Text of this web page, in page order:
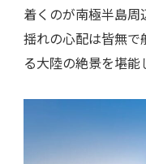
着くのが南極半島周
揺れの心配は皆無
る大陸の絶景を堪能